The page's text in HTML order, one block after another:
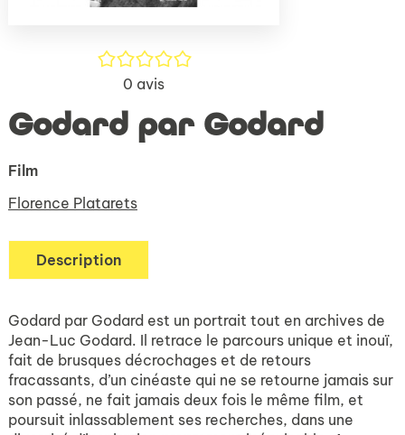
/5
0 avis
Godard par Godard
Film
Florence Platarets
Description
Godard par Godard est un portrait tout en archives de
Jean-Luc Godard. Il retrace le parcours unique et inouï,
fait de brusques décrochages et de retours
fracassants, d’un cinéaste qui ne se retourne jamais sur
son passé, ne fait jamais deux fois le même film, et
poursuit inlassablement ses recherches, dans une